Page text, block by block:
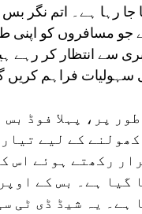
جا رہا ہے۔ اتم
ہے جو مسافروں کو
سے انتظار کر رہے
سہولیات فراہم کریں
پر، پہلا فوڈ
کے لیے
رکھتے ہوئے اس
گیا ہے۔ بس کے
ہے۔ یہ شیڈ ڈی ٹی